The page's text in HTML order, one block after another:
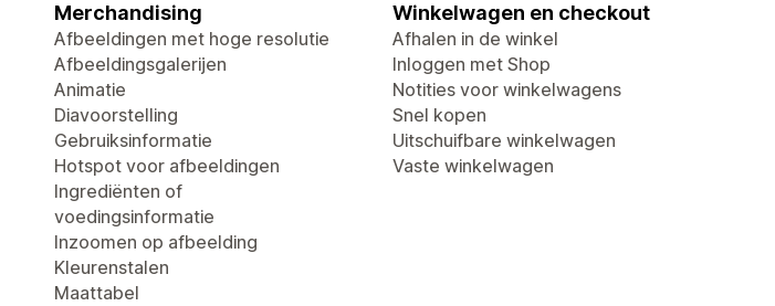
Merchandising
Afbeeldingen met hoge resolutie
Afbeeldingsgalerijen
Animatie
Diavoorstelling
Gebruiksinformatie
Hotspot voor afbeeldingen
Ingrediënten of
voedingsinformatie
Inzoomen op afbeelding
Kleurenstalen
Maattabel
Winkelwagen en checkout
Afhalen in de winkel
Inloggen met Shop
Notities voor winkelwagens
Snel kopen
Uitschuifbare winkelwagen
Vaste winkelwagen